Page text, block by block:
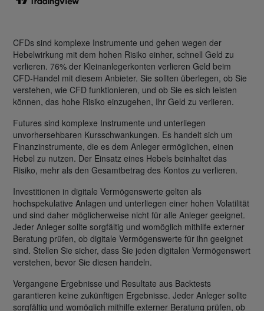
CFDs sind komplexe Instrumente und gehen wegen der
Hebelwirkung mit dem hohen Risiko einher, schnell Geld zu
verlieren. 76% der Kleinanlegerkonten verlieren Geld beim
CFD-Handel mit diesem Anbieter. Sie sollten überlegen, ob Sie
verstehen, wie CFD funktionieren, und ob Sie es sich leisten
können, das hohe Risiko einzugehen, Ihr Geld zu verlieren.
Futures sind komplexe Instrumente und unterliegen
unvorhersehbaren Kursschwankungen. Es handelt sich um
Finanzinstrumente, die es dem Anleger ermöglichen, einen
Hebel zu nutzen. Der Einsatz eines Hebels beinhaltet das
Risiko, mehr als den Gesamtbetrag des Kontos zu verlieren.
Investitionen in digitale Vermögenswerte gelten als
hochspekulative Anlagen und unterliegen einer hohen Volatilität
und sind daher möglicherweise nicht für alle Anleger geeignet.
Jeder Anleger sollte sorgfältig und womöglich mithilfe externer
Beratung prüfen, ob digitale Vermögenswerte für ihn geeignet
sind. Stellen Sie sicher, dass Sie jeden digitalen Vermögenswert
verstehen, bevor Sie diesen handeln.
Vergangene Ergebnisse und Resultate aus Backtests
garantieren keine zukünftigen Ergebnisse. Jeder Anleger sollte
sorgfältig und womöglich mithilfe externer Beratung prüfen, ob